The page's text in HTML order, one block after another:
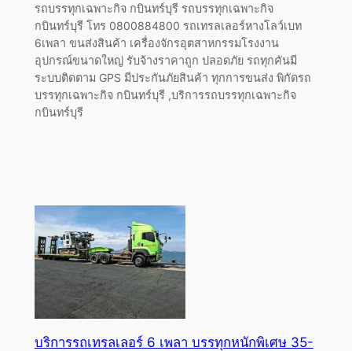
รถบรรทุกเฉพาะกิจ กบินทร์บุรี รถบรรทุกเฉพาะกิจ
กบินทร์บุรี โทร 0800884800 รถเทรลเลอร์หางโลว์เบท
6เพลา ขนส่งสินค้า เครื่องจักรอุตสาหกรรมโรงงาน
อุปกรณ์ขนาดใหญ่ รับจ้างราคาถูก ปลอดภัย รถทุกคันมี
ระบบติดตาม GPS มีประกันภัยสินค้า ทุกการขนส่ง พิกัดรถ
บรรทุกเฉพาะกิจ กบินทร์บุรี ,บริการรถบรรทุกเฉพาะกิจ
กบินทร์บุรี
บริการรถเทรลเลอร์ 6 เพลา บรรทุกหนักพิเศษ 35-